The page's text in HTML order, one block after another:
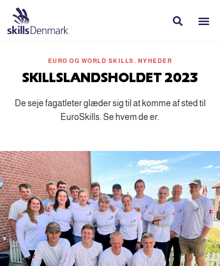
EURO OG WORLD SKILLS , NYHEDER
SKILLSLANDSHOLDET 2023
De seje fagatleter glæder sig til at komme af sted til
EuroSkills. Se hvem de er.